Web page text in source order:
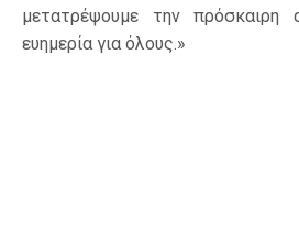
μετατρέψουμε την πρόσκαιρη
ευημερία για όλους.»